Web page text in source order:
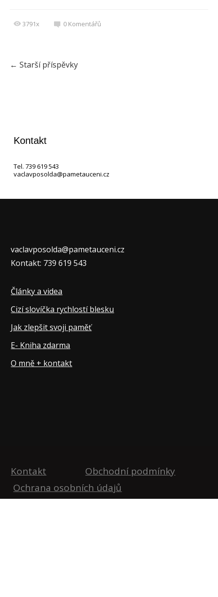
3791x 0 Komentářů
← Starší příspěvky
Kontakt
Tel. 739 619 543
vaclavposolda@pametauceni.cz
vaclavposolda@pametauceni.cz
Kontakt: 739 619 543
Články a videa
Cizí slovíčka rychlostí blesku
Jak zlepšit svoji paměť
E- Kniha zdarma
O mně + kontakt
Kontakt
Obchodní podmínky
Ochrana osobních údajů